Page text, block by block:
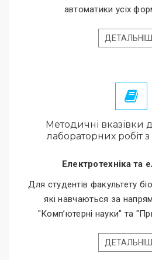
автоматики усіх
Методичні вказівки
лабораторних робіт
Електротехніка та
Для студентів факультету
які навчаються за
"Комп’ютерні науки" та